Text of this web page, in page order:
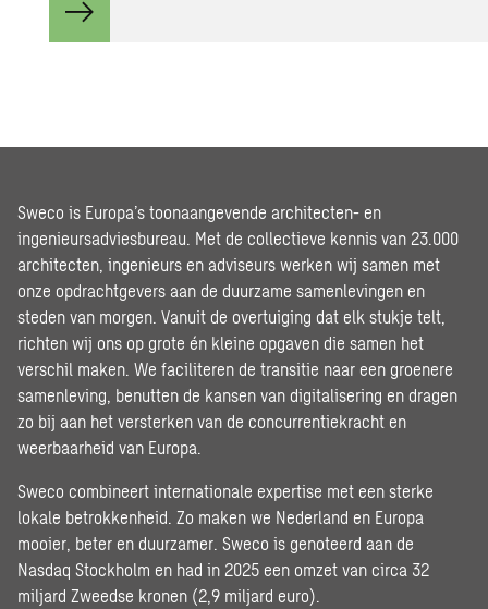
Sweco is Europa’s toonaangevende architecten- en
ingenieursadviesbureau. Met de collectieve kennis van 23.000
architecten, ingenieurs en adviseurs werken wij samen met
onze opdrachtgevers aan de duurzame samenlevingen en
steden van morgen. Vanuit de overtuiging dat elk stukje telt,
richten wij ons op grote én kleine opgaven die samen het
verschil maken. We faciliteren de transitie naar een groenere
samenleving, benutten de kansen van digitalisering en dragen
zo bij aan het versterken van de concurrentiekracht en
weerbaarheid van Europa.
Sweco combineert internationale expertise met een sterke
lokale betrokkenheid. Zo maken we Nederland en Europa
mooier, beter en duurzamer. Sweco is genoteerd aan de
Nasdaq Stockholm en had in 2025 een omzet van circa 32
miljard Zweedse kronen (2,9 miljard euro).